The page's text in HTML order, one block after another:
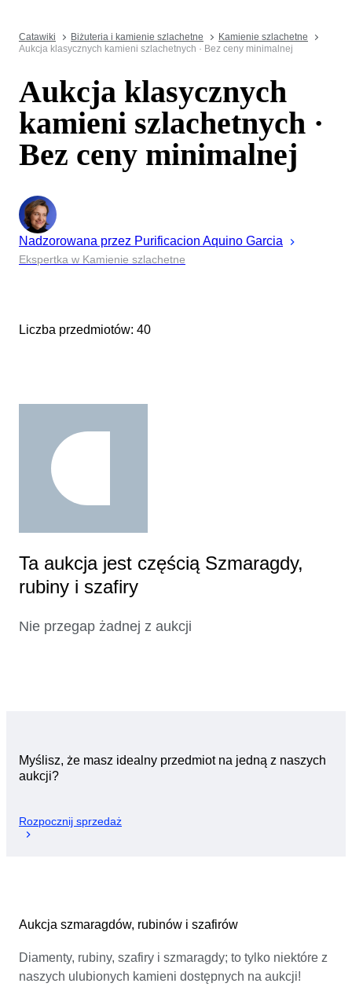
Catawiki Biżuteria i kamienie szlachetne
Kamienie szlachetne
Aukcja klasycznych kamieni szlachetnych · Bez ceny minimalnej
Aukcja klasycznych
kamieni szlachetnych ·
Bez ceny minimalnej
Nadzorowana przez Purificacion Aquino Garcia
Ekspertka w Kamienie szlachetne
Liczba przedmiotów: 40
Ta aukcja jest częścią Szmaragdy,
rubiny i szafiry
Nie przegap żadnej z aukcji
Myślisz, że masz idealny przedmiot na jedną z naszych
aukcji?
Rozpocznij sprzedaż
Aukcja szmaragdów, rubinów i szafirów
Diamenty, rubiny, szafiry i szmaragdy; to tylko niektóre z
naszych ulubionych kamieni dostępnych na aukcji!